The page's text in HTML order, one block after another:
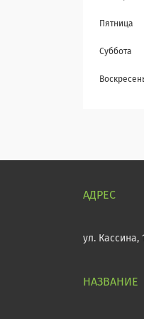
Пятница
Суббота
ул. Кассина,